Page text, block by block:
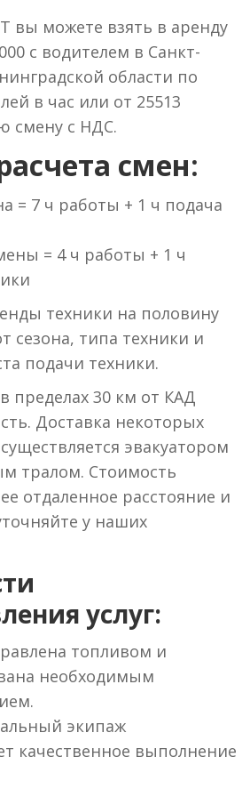
вы можете взять в аренду
с водителем в Санкт-
области по
в час или от 25513
смену с НДС.
смен:
= 7 ч работы + 1 ч подача
= 4 ч работы + 1 ч
техники на половину
сезона, типа техники и
подачи техники.
пределах 30 км от КАД
Доставка некоторых
эвакуатором
тралом. Стоимость
отдаленное расстояние и
у наших
услуг:
топливом и
необходимым
экипаж
качественное выполнение